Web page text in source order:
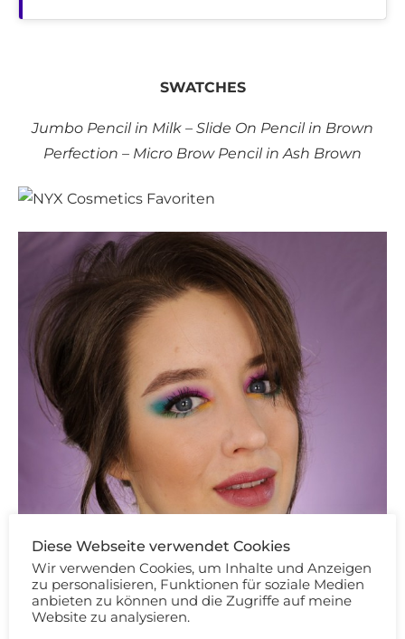
SWATCHES
Jumbo Pencil in Milk – Slide On Pencil in Brown
Perfection – Micro Brow Pencil in Ash Brown
Diese Webseite verwendet Cookies
Wir verwenden Cookies, um Inhalte und Anzeigen
zu personalisieren, Funktionen für soziale Medien
anbieten zu können und die Zugriffe auf meine
Website zu analysieren.